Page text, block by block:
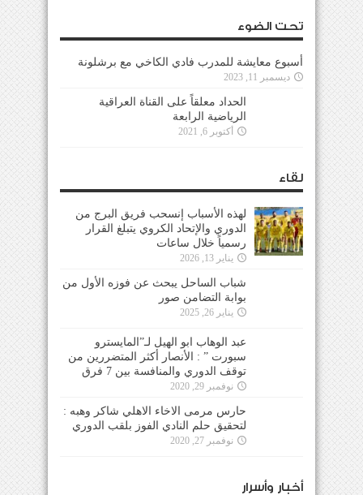
تحت الضوء
أسبوع معايشة للمدرب فادي الكاخي مع برشلونة
ديسمبر 11, 2023
الحداد معلقاً على القناة العراقية
الرياضية الرابعة
أكتوبر 6, 2021
لقاء
لهذه الأسباب إنسحب فريق البرج من
الدوري والإتحاد الكروي يتبلغ القرار
رسمياً خلال ساعات
يناير 13, 2026
شباب الساحل يبحث عن فوزه الأول من
بوابة التضامن صور
يناير 26, 2025
عبد الوهاب ابو الهيل لـ”المايسترو
سبورت ” : الأنصار أكثر المتضررين من
توقف الدوري والمنافسة بين 7 فرق
نوفمبر 29, 2020
حارس مرمى الاخاء الاهلي شاكر وهبه :
لتحقيق حلم النادي الفوز بلقب الدوري
نوفمبر 27, 2020
أخبار وأسرار